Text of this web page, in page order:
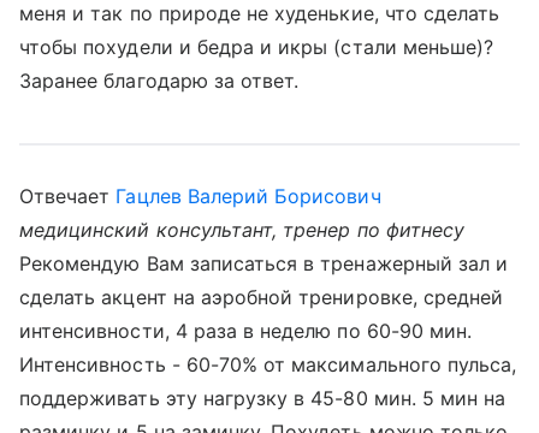
меня и так по природе не худенькие, что сделать
чтобы похудели и бедра и икры (стали меньше)?
Заранее благодарю за ответ.
Отвечает Гацлев Валерий Борисович
медицинский консультант, тренер по фитнесу
Рекомендую Вам записаться в тренажерный зал и
сделать акцент на аэробной тренировке, средней
интенсивности, 4 раза в неделю по 60-90 мин.
Интенсивность - 60-70% от максимального пульса,
поддерживать эту нагрузку в 45-80 мин. 5 мин на